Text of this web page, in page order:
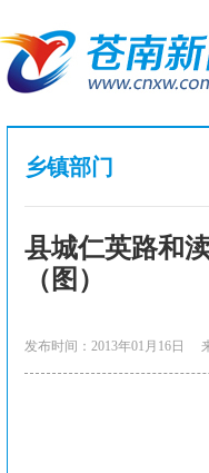
乡镇部门
县城仁英路和
（图）
发布时间：2013年01月16日